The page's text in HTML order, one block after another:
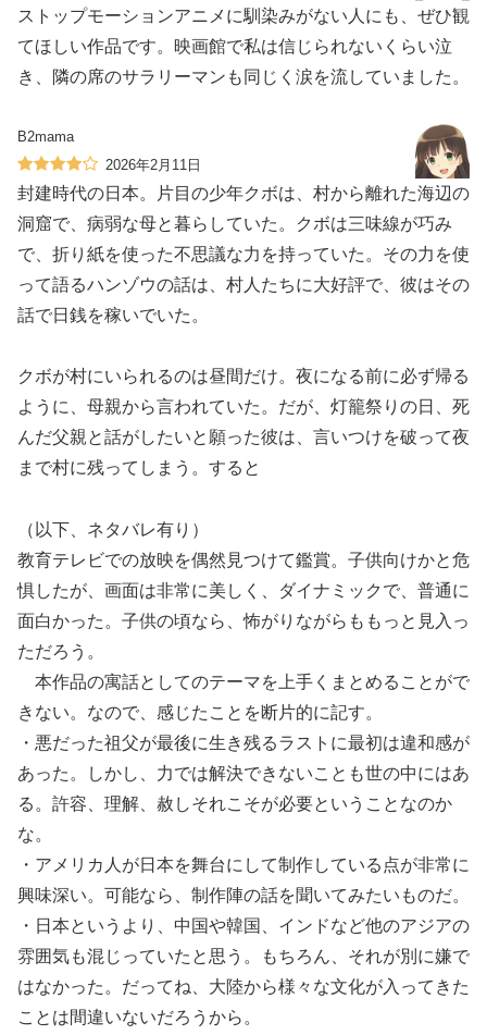
ストップモーションアニメに馴染みがない人にも、ぜひ観
てほしい作品です。映画館で私は信じられないくらい泣
き、隣の席のサラリーマンも同じく涙を流していました。
B2mama
2026年2月11日
封建時代の日本。片目の少年クボは、村から離れた海辺の
洞窟で、病弱な母と暮らしていた。クボは三味線が巧み
で、折り紙を使った不思議な力を持っていた。その力を使
って語るハンゾウの話は、村人たちに大好評で、彼はその
話で日銭を稼いでいた。
クボが村にいられるのは昼間だけ。夜になる前に必ず帰る
ように、母親から言われていた。だが、灯籠祭りの日、死
んだ父親と話がしたいと願った彼は、言いつけを破って夜
まで村に残ってしまう。すると
（以下、ネタバレ有り）
教育テレビでの放映を偶然見つけて鑑賞。子供向けかと危
惧したが、画面は非常に美しく、ダイナミックで、普通に
面白かった。子供の頃なら、怖がりながらももっと見入っ
ただろう。
本作品の寓話としてのテーマを上手くまとめることがで
きない。なので、感じたことを断片的に記す。
・悪だった祖父が最後に生き残るラストに最初は違和感が
あった。しかし、力では解決できないことも世の中にはあ
る。許容、理解、赦しそれこそが必要ということなのか
な。
・アメリカ人が日本を舞台にして制作している点が非常に
興味深い。可能なら、制作陣の話を聞いてみたいものだ。
・日本というより、中国や韓国、インドなど他のアジアの
雰囲気も混じっていたと思う。もちろん、それが別に嫌で
はなかった。だってね、大陸から様々な文化が入ってきた
ことは間違いないだろうから。